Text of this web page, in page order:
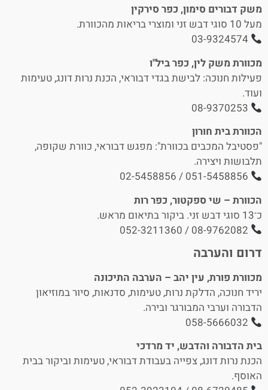
משק דבורים סימון, כפר סירקין
מעל 10 סוגי דבש זני ומוצרי בריאות מהכוורת.
03-9324574
מכוורת משק לין, כפר ביל"ו
פעילות חנוכה: לבישת בגדי דבוראי, הכנת נרות דונג, טעימות
ועוד.
הכוורת בית חורון
"פסטיבל המכבים בכוורת": מפגש דבוראי, כוורת שקופה,
תלבושות ויצירה.
הכוורת – שי ספקטור, כפר רות
כ־13 סוגי דבש זני. ביקור בתיאום מראש.
דרום והערבה
מכוורת פורת, עין יהב – הערבה התיכונה
יריד חנוכה, הדלקת נרות, טעימות, סדנאות, סיור במוזיאון
הדבורה וערבי המבורגר ובירה.
בית הדבורה והדבש, יד מרדכי
הכנת נרות דונג, צפייה בעבודת דבוראי, טעימות וביקור בבית
האוסף.